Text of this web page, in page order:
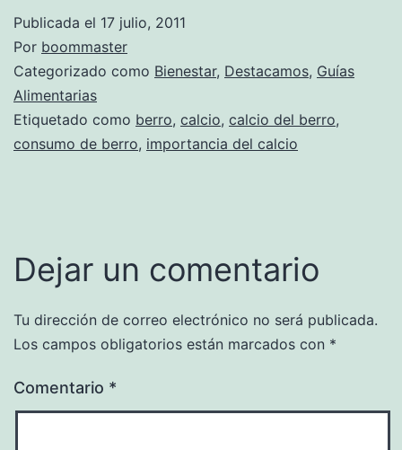
Publicada el 17 julio, 2011
Por boommaster
Categorizado como Bienestar, Destacamos, Guías
Alimentarias
Etiquetado como berro, calcio, calcio del berro,
consumo de berro, importancia del calcio
Dejar un comentario
Tu dirección de correo electrónico no será publicada.
Los campos obligatorios están marcados con *
Comentario *